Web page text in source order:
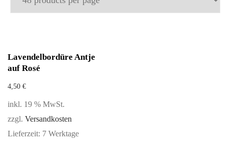
Lavendelbordüre Antje
auf Rosé
4,50 €
inkl. 19 % MwSt.
zzgl. Versandkosten
Lieferzeit: 7 Werktage